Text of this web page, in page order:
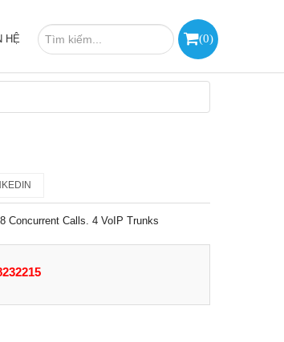
(0)
HỆ
Concurrent Calls. 4 VoIP Trunks